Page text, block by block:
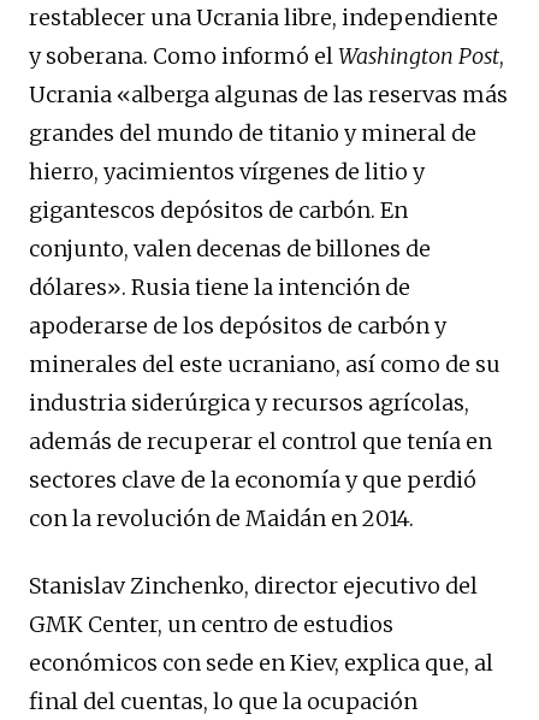
restablecer una Ucrania libre, independiente
y soberana. Como informó elWashington Post,
Ucrania «alberga algunas de las reservas más
grandes del mundo de titanio y mineral de
hierro, yacimientos vírgenes de litio y
gigantescos depósitos de carbón. En
conjunto, valen decenas de billones de
dólares». Rusia tiene la intención de
apoderarse de los depósitos de carbón y
minerales del este ucraniano, así como de su
industria siderúrgica y recursos agrícolas,
además de recuperar el control que tenía en
sectores clave de la economía y que perdió
con la revolución de Maidán en 2014.
Stanislav Zinchenko, director ejecutivo del
GMK Center, un centro de estudios
económicos con sede en Kiev, explica que, al
final del cuentas, lo que la ocupación